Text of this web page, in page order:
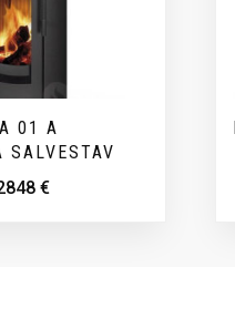
01 A
SALVESTAV
€